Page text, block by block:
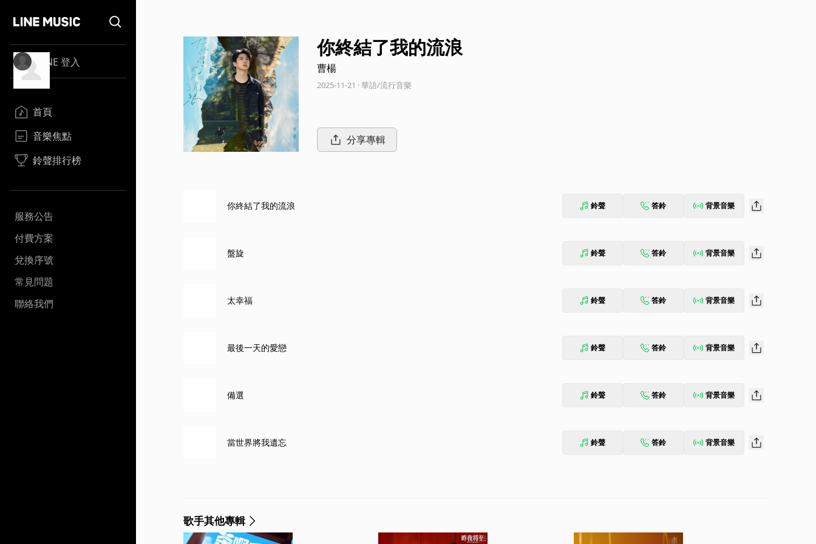
LINE 登入
首頁
音樂焦點
鈴聲排行榜
服務公告
付費方案
兌換序號
常見問題
聯絡我們
你終結了我的流浪
曹楊
2025-11-21 · 華語/流行音樂
分享專輯
你終結了我的流浪 鈴聲 答鈴 背景音樂
盤旋 鈴聲 答鈴 背景音樂
太幸福 鈴聲 答鈴 背景音樂
最後一天的愛戀 鈴聲 答鈴 背景音樂
備選 鈴聲 答鈴 背景音樂
當世界將我遺忘 鈴聲 答鈴 背景音樂
歌手其他專輯